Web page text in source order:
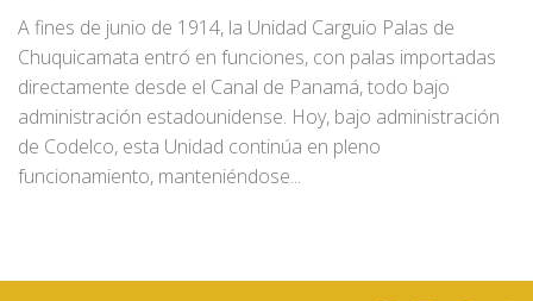
A fines de junio de 1914, la Unidad Carguio Palas de
Chuquicamata entró en funciones, con palas importadas
directamente desde el Canal de Panamá, todo bajo
administración estadounidense. Hoy, bajo administración
de Codelco, esta Unidad continúa en pleno
funcionamiento, manteniéndose...